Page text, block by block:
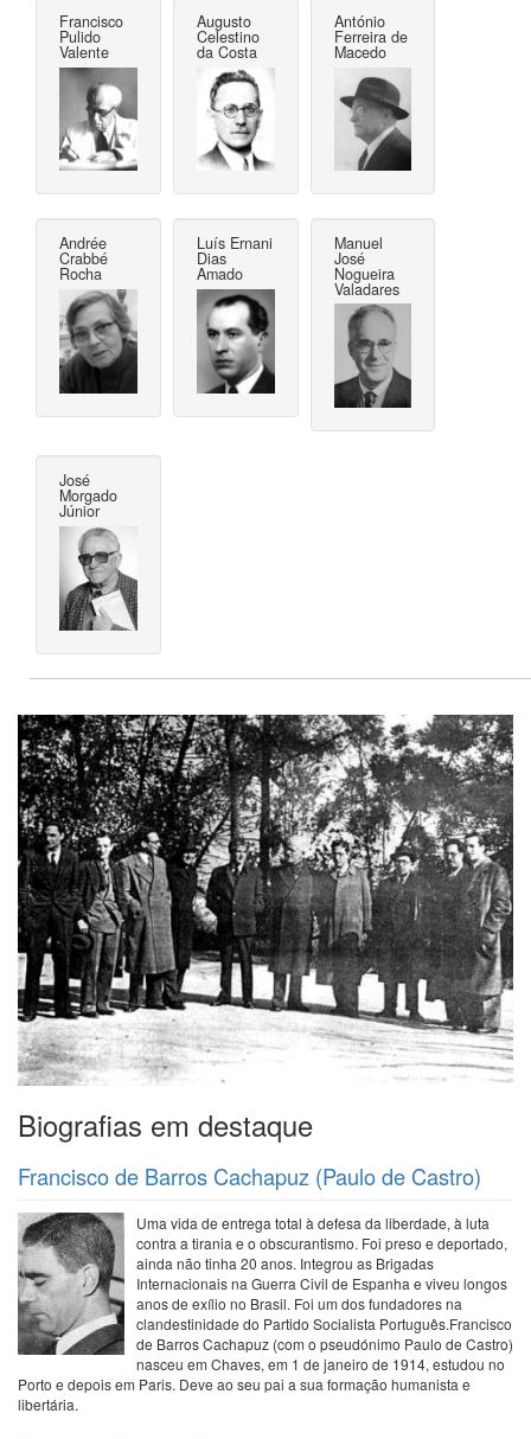
Francisco
Pulido
Valente
Augusto
Celestino
da Costa
António
Ferreira de
Macedo
Andrée
Crabbé
Rocha
Luís Ernani
Dias
Amado
Manuel
José
Nogueira
Valadares
José
Morgado
Júnior
Biografias em destaque
Francisco de Barros Cachapuz (Paulo de Castro)
Uma vida de entrega total à defesa da liberdade, à luta
contra a tirania e o obscurantismo. Foi preso e deportado,
ainda não tinha 20 anos. Integrou as Brigadas
Internacionais na Guerra Civil de Espanha e viveu longos
anos de exílio no Brasil. Foi um dos fundadores na
clandestinidade do Partido Socialista Português.Francisco
de Barros Cachapuz (com o pseudónimo Paulo de Castro)
nasceu em Chaves, em 1 de janeiro de 1914, estudou no
Porto e depois em Paris. Deve ao seu pai a sua formação humanista e
libertária.